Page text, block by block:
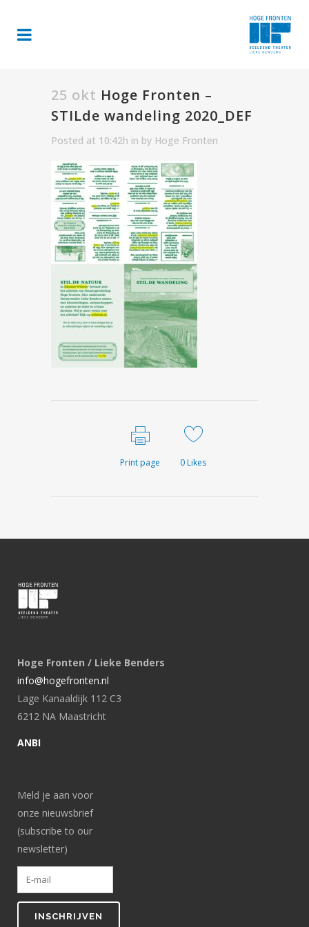
25 okt Hoge Fronten –
STILde wandeling 2020_DEF
Posted at 10:42h in by Hoge Fronten
Print page 0Likes
Hoge Fronten / Lieke Benders
info@hogefronten.nl
Lage Kanaaldijk 112 C3
6212 NA Maastricht
ANBI
Meld je aan voor
onze nieuwsbrief
(subscribe to our
newsletter)